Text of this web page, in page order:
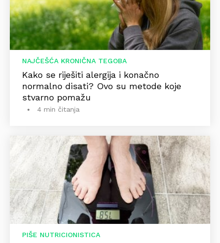
NAJČEŠĆA KRONIČNA TEGOBA
Kako se riješiti alergija i konačno
normalno disati? Ovo su metode koje
stvarno pomažu
4 min čitanja
PIŠE NUTRICIONISTICA